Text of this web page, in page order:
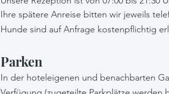
Ihre spätere Anreise bitten wir jeweils
Hunde sind auf Anfrage kostenpflichtig
Parken
In der hoteleigenen und benachbarten